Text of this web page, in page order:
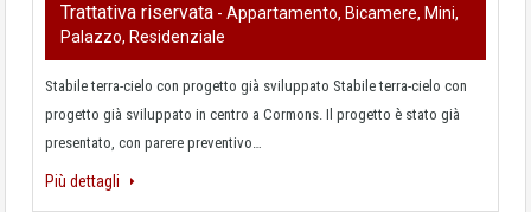
Trattativa riservata - Appartamento, Bicamere, Mini,
Palazzo, Residenziale
Stabile terra-cielo con progetto già sviluppato Stabile terra-cielo con
progetto già sviluppato in centro a Cormons. Il progetto è stato già
presentato, con parere preventivo…
Più dettagli